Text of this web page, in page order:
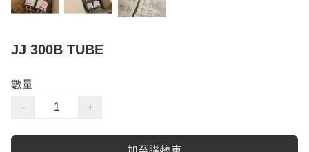
JJ 300B TUBE
數量
−
+